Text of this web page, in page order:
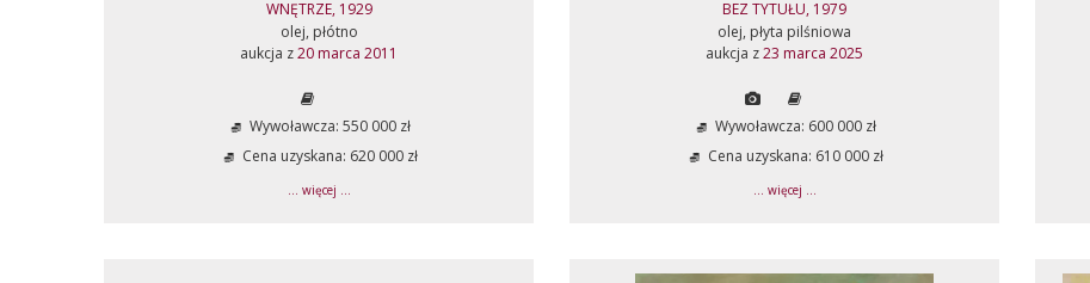
WNĘTRZE, 1929
olej, płótno
aukcja z20 marca 2011
Wywoławcza: 550 000 zł
Cena uzyskana: 620 000 zł
... więcej ...
BEZ TYTUŁU, 1979
olej, płyta pilśniowa
aukcja z23 marca 2025
Wywoławcza: 600 000 zł
Cena uzyskana: 610 000 zł
... więcej ...